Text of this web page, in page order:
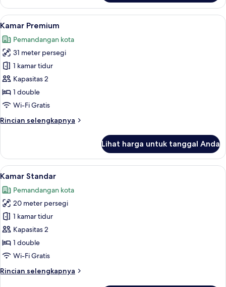
kota
Kamar
Premium,
3
Tidur
Twin,
Boleh
Merokok,
pemandangan
kota
Lihat
semua
foto
untuk
Kamar
Premium
Brankas, meja kerja, ruang kerja
6
Kamar Premium
Pemandangan kota
31 meter persegi
1 kamar tidur
Kapasitas 2
1 double
Wi-Fi Gratis
Rincian selengkapnya
Rincian
Kamar
Premium
Lihat harga untuk tanggal Anda
Lihat
semua
foto
untuk
Kamar
Standar
Brankas, meja kerja, ruang kerja
12
Kamar Standar
Pemandangan kota
20 meter persegi
1 kamar tidur
Kapasitas 2
1 double
Wi-Fi Gratis
Rincian selengkapnya
Rincian